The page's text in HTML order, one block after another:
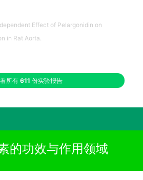
Effect of Pelargonidin on
in Rat Aorta.
所有 611 份实验报告
的功效与作用领域